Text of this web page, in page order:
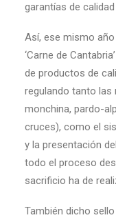
garantías de
Así, ese mismo
‘Carne de
de productos de
regulando tanto las
monchina, pardo-
cruces), como el
y la presentación
todo el proceso
sacrificio ha de
También dicho